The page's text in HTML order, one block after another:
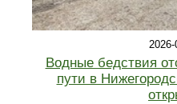
2026-
Водные бедствия
пути в